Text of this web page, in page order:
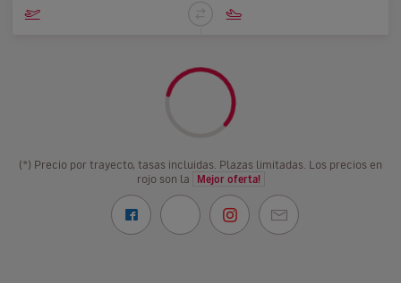
(*) Precio por trayecto, tasas incluidas. Plazas limitadas. Los precios en
rojo son la
Mejor oferta!